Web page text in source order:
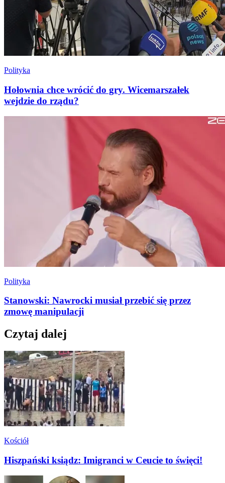
Polityka
Hołownia chce wrócić do gry. Wicemarszałek
wejdzie do rządu?
Polityka
Stanowski: Nawrocki musiał przebić się przez
zmowę manipulacji
Czytaj dalej
Kościół
Hiszpański ksiądz: Imigranci w Ceucie to święci!